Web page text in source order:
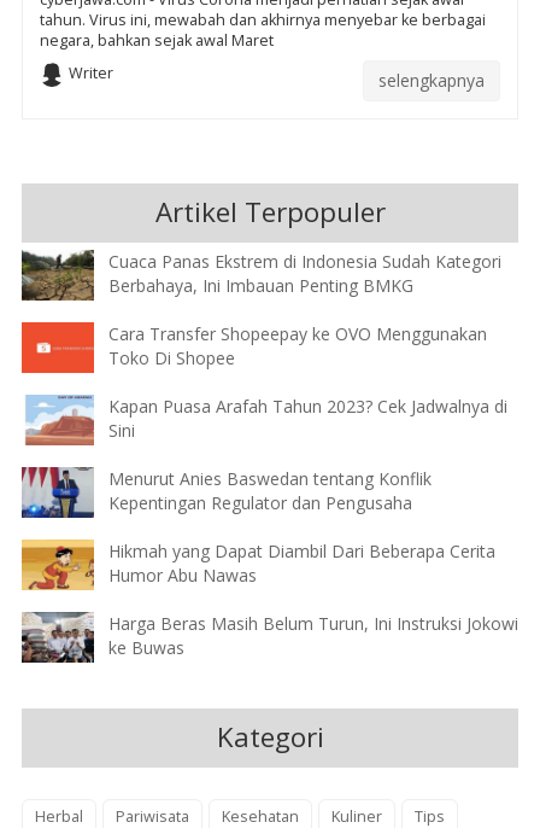
tahun. Virus ini, mewabah dan akhirnya menyebar ke berbagai
negara, bahkan sejak awal Maret
Writer
selengkapnya
Artikel Terpopuler
Cuaca Panas Ekstrem di Indonesia Sudah Kategori
Berbahaya, Ini Imbauan Penting BMKG
Cara Transfer Shopeepay ke OVO Menggunakan
Toko Di Shopee
Kapan Puasa Arafah Tahun 2023? Cek Jadwalnya di
Sini
Menurut Anies Baswedan tentang Konflik
Kepentingan Regulator dan Pengusaha
Hikmah yang Dapat Diambil Dari Beberapa Cerita
Humor Abu Nawas
Harga Beras Masih Belum Turun, Ini Instruksi Jokowi
ke Buwas
Kategori
Herbal Pariwisata Kesehatan Kuliner Tips